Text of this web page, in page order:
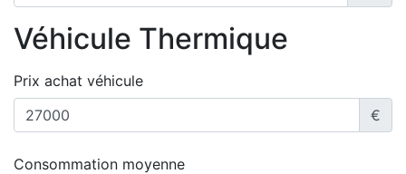
Véhicule Thermique
Prix achat véhicule
€
Consommation moyenne